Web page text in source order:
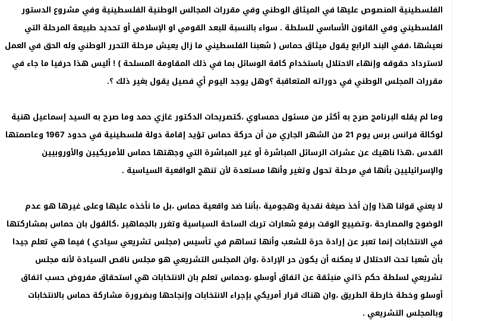
الفلسطينية المنصوص عليها في الميثاق الوطني وفي مقررات المجالس الوطنية الفلسطينية وفي مشروع الدستور
الفلسطيني وفي القانون الأساسي للسلطة . سواء بالنسبة للبعد القومي او الإسلامي أو تحديد طبيعة المرحلة التي
نعيشها ،ففي البند الرابع يقول ميثاق حماس ( شعبنا الفلسطيني ما زال يعيش مرحلة التحرر الوطني وله الحق في العمل
لاسترداد حقوقه وإنهاء الاحتلال باستخدام كافة الوسائل بما في ذلك المقاومة المسلحة ) ! أليس هذا حرفيا ما جاء في
مقررات المجلس الوطني في دوراته المتعاقبة ؟وهل يوجد اليوم أي فصيل يقول بغير ذلك ؟.
وما لم يقله البرنامج صرح به أكثر من مسئول حمساوي ،كتصريحات الدكتور غازي حمد وما صرح به السيد إسماعيل هنية
لوكالة فرانس برس يوم 21 من الشهر الجاري من أن حركة حماس تؤيد إقامة دولة فلسطينية في حدود 1967 وعاصمتها
القدس ،هذا ناهيك عن عشرات الرسائل المباشرة أو غير المباشرة التي وجهتها حماس للأمريكيين والأوروبيين
والإسرائيليين بأنها في مرحلة تحول وتغير وأنها مستعدة لأن تنهج الواقعية السياسية .
لا يعني قولنا هذا وإن أخذ صيغة نقدية وهجومية ،بأننا ضد واقعية حماس ،بل ما نأخذه عليها وعلى غيرها هو عدم
الوضوح والمصارحة ،وتضييع الوقت برفع شعارات تربك الساحة السياسية وتغرر بالجماهير ،كالقول بان حماس بمشاركتها
في الانتخابات إنما تعبر عن إرادة حرة للشعب وأنها تساهم في تأسيس (مجلس تشريعي سيادي ) فيما هي تعلم جيدا
بأن شعبا تحت الاحتلال لا يمكنه أن يكون حر الإرادة ،وان المجلس التشريعي هو مجلس ناقص السيادة لأنه مجلس
تشريعي لسلطة حكم ذاتي منبثقة عن اتفاق أوسلو ،وحماس تعلم بان الانتخابات هي استحقاق مفروض حسب اتفاق
أوسلو وخطة خارطة الطريق ،وان هناك قرار أمريكي بإجراء الانتخابات وإنجاحها وبضرورة مشاركة حماس بالانتخابات
وبالمجلس التشريعي .